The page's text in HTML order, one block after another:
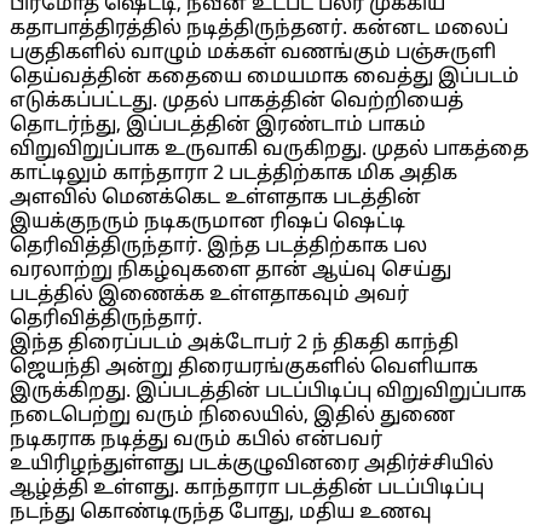
பிரமோத் ஷெட்டி, நவீன் உட்பட பலர் முக்கிய
கதாபாத்திரத்தில் நடித்திருந்தனர். கன்னட மலைப்
பகுதிகளில் வாழும் மக்கள் வணங்கும் பஞ்சுருளி
தெய்வத்தின் கதையை மையமாக வைத்து இப்படம்
எடுக்கப்பட்டது. முதல் பாகத்தின் வெற்றியைத்
தொடர்ந்து, இப்படத்தின் இரண்டாம் பாகம்
விறுவிறுப்பாக உருவாகி வருகிறது. முதல் பாகத்தை
காட்டிலும் காந்தாரா 2 படத்திற்காக மிக அதிக
அளவில் மெனக்கெட உள்ளதாக படத்தின்
இயக்குநரும் நடிகருமான ரிஷப் ஷெட்டி
தெரிவித்திருந்தார். இந்த படத்திற்காக பல
வரலாற்று நிகழ்வுகளை தான் ஆய்வு செய்து
படத்தில் இணைக்க உள்ளதாகவும் அவர்
தெரிவித்திருந்தார்.
இந்த திரைப்படம் அக்டோபர் 2 ந் திகதி காந்தி
ஜெயந்தி அன்று திரையரங்குகளில் வெளியாக
இருக்கிறது. இப்படத்தின் படப்பிடிப்பு விறுவிறுப்பாக
நடைபெற்று வரும் நிலையில், இதில் துணை
நடிகராக நடித்து வரும் கபில் என்பவர்
உயிரிழந்துள்ளது படக்குழுவினரை அதிர்ச்சியில்
ஆழ்த்தி உள்ளது. காந்தாரா படத்தின் படப்பிடிப்பு
நடந்து கொண்டிருந்த போது, மதிய உணவு